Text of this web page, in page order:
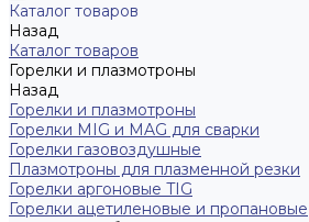
Каталог товаров
Назад
Каталог товаров
Горелки и плазмотроны
Назад
Горелки и плазмотроны
Горелки MIG и MAG для сварки
Горелки газовоздушные
Плазмотроны для плазменной резки
Горелки аргоновые TIG
Горелки ацетиленовые и пропановые